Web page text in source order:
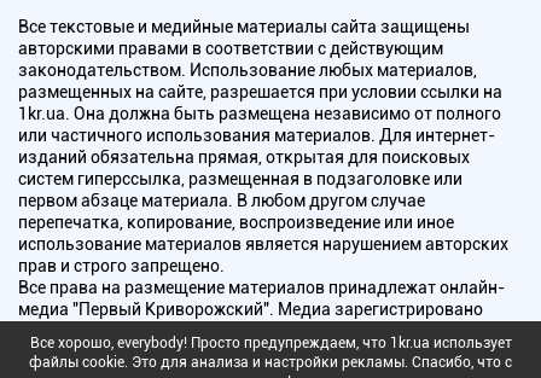
Все текстовые и медийные материалы сайта защищены
авторскими правами в соответствии с действующим
законодательством. Использование любых материалов,
размещенных на сайте, разрешается при условии ссылки на
1kr.ua. Она должна быть размещена независимо от полного
или частичного использования материалов. Для интернет-
изданий обязательна прямая, открытая для поисковых
систем гиперссылка, размещенная в подзаголовке или
первом абзаце материала. В любом другом случае
перепечатка, копирование, воспроизведение или иное
использование материалов является нарушением авторских
прав и строго запрещено.
Все права на размещение материалов принадлежат онлайн-
медиа "Первый Криворожский". Медиа зарегистрировано
радиовещания.
Все хорошо, everybody! Просто предупреждаем, что 1kr.ua использует
файлы cookie. Это для анализа и настройки рекламы. Спасибо, что с